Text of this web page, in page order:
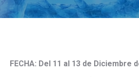
FECHA: Del 11 al 13 de Diciembre